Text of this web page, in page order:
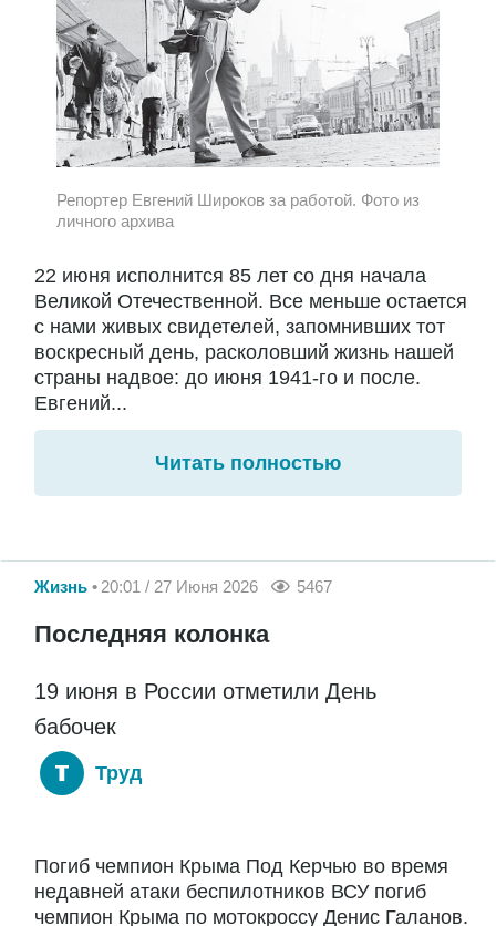
Репортер Евгений Широков за работой. Фото из
личного архива
22 июня исполнится 85 лет со дня начала
Великой Отечественной. Все меньше остается
с нами живых свидетелей, запомнивших тот
воскресный день, расколовший жизнь нашей
страны надвое: до июня 1941-го и после.
Евгений...
Читать полностью
Жизнь 20:01 / 27 Июня 2026 5467
Последняя колонка
19 июня в России отметили День
бабочек
Труд
Погиб чемпион Крыма Под Керчью во время
недавней атаки беспилотников ВСУ погиб
чемпион Крыма по мотокроссу Денис Галанов.